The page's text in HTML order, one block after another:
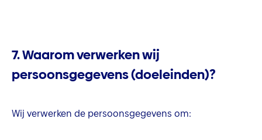
7. Waarom verwerken wij
persoonsgegevens (doeleinden)?
Wij verwerken de persoonsgegevens om: